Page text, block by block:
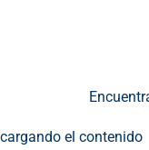
el contenido